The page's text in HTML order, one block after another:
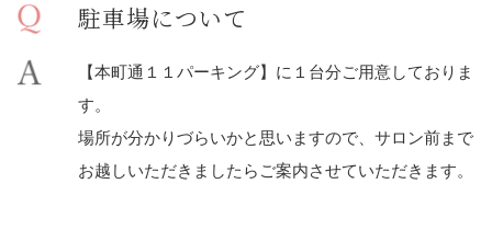
駐車場について
【本町通１１パーキング】に１台分ご用意しておりま
す。
場所が分かりづらいかと思いますので、サロン前まで
お越しいただきましたらご案内させていただきます。